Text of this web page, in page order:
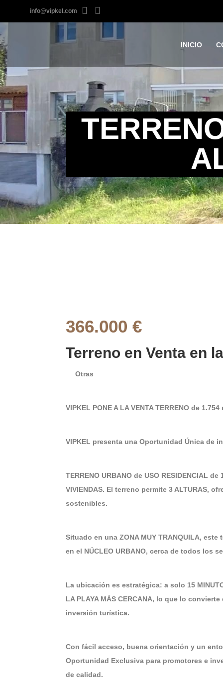
info@vipkel.com
INICIO
366.000 €
Terreno en Venta en
Otras
VIPKEL PONE A LA VENTA TERRENO de
VIPKEL presenta una Oportunidad Única de
TERRENO URBANO de USO RESIDENCIAL
VIVIENDAS. El terreno permite 3 ALTURAS,
sostenibles.
Situado en una ZONA MUY TRANQUILA,
en el NÚCLEO URBANO, cerca de todos los
La ubicación es estratégica: a solo 15
LA PLAYA MÁS CERCANA, lo que lo
inversión turística.
Con fácil acceso, buena orientación y un
Oportunidad Exclusiva para promotores e
de calidad.